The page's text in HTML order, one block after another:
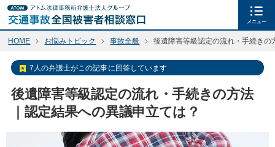
メニュー
HOME お悩みトピック 事故全般 後遺障害等級認定の流れ・手続き
7人の弁護士がこの記事に回答しています
後遺障害等級認定の流れ・手続きの方法
｜認定結果への異議申立ては？